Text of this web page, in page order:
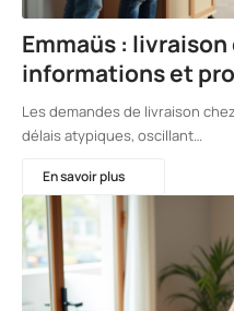
Emmaüs :
informations et
Les demandes de livraison
délais atypiques, oscillant…
En savoir plus